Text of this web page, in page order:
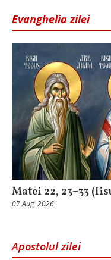
Evanghelia zilei
Matei 22, 23–33
07 Aug, 2026
Apostolul zilei